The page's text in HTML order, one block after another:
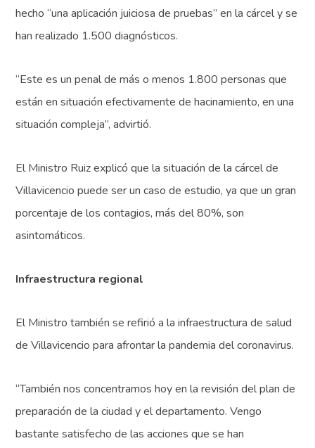
hecho “una aplicación juiciosa de pruebas” en la cárcel y se
han realizado 1.500 diagnósticos.
“Este es un penal de más o menos 1.800 personas que
están en situación efectivamente de hacinamiento, en una
situación compleja”, advirtió.
El Ministro Ruiz explicó que la situación de la cárcel de
Villavicencio puede ser un caso de estudio, ya que un gran
porcentaje de los contagios, más del 80%, son
asintomáticos.
Infraestructura regional
El Ministro también se refirió a la infraestructura de salud
de Villavicencio para afrontar la pandemia del coronavirus.
“También nos concentramos hoy en la revisión del plan de
preparación de la ciudad y el departamento. Vengo
bastante satisfecho de las acciones que se han